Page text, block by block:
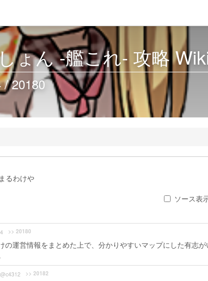
ょん -艦これ- 攻略
20180
るわけや
ソース表
>> 20180
の運営情報をまとめた上で、分かりやすいマップにした有志
>> 20182